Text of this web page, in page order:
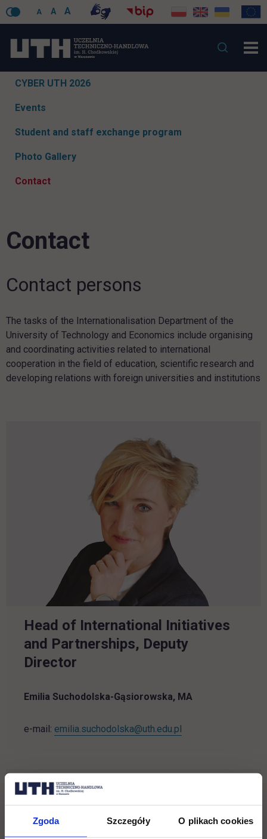
Zgoda Szczegóły O plikach cookies
A A A
Skip
CYBER UTH 2026
Events
Student and staff exchange program
Photo Gallery
Contact
Contact
Contact persons
The tasks of the Internationalisation Department of the
University of Technology and Economics include organising
and coordinating activities related to international
cooperation in the field of education, scientific research and
developing relations with foreign universities and institutions
Head of International Initiatives
and Partnerships, Deputy
Director
Emilia Suchodolska-Gąsiorowska, MA
e-mail: emilia.suchodolska@uth.edu.pl